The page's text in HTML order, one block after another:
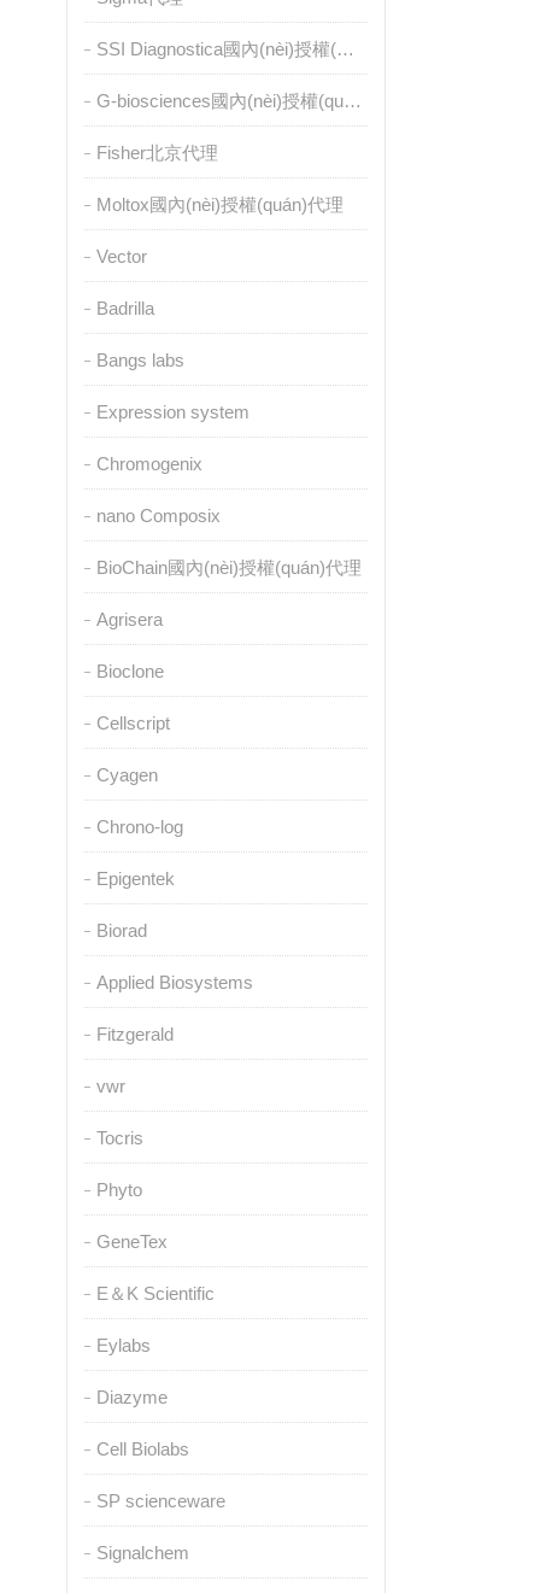
SSI Diagnostica國內(nèi)授權(quán)代理
G-biosciences國內(nèi)授權(quán)代理
Fisher北京代理
Moltox國內(nèi)授權(quán)代理
Vector
Badrilla
Bangs labs
Expression system
Chromogenix
nano Composix
BioChain國內(nèi)授權(quán)代理
Agrisera
Bioclone
Cellscript
Cyagen
Chrono-log
Epigentek
Biorad
Applied Biosystems
Fitzgerald
vwr
Tocris
Phyto
GeneTex
E＆K Scientific
Eylabs
Diazyme
Cell Biolabs
SP scienceware
Signalchem